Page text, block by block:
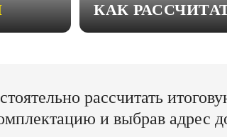
КАК
рассчитать
и выбрав адрес